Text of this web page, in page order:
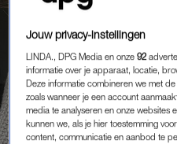
Jouw privacy-instellingen
LINDA., DPG Media en onze92
informatie over je apparaat, locatie,
Deze informatie combineren we met
zoals wanneer je een account
media te analyseren en onze websites
kunnen we, als je hier toestemming
content, communicatie en aanbod te